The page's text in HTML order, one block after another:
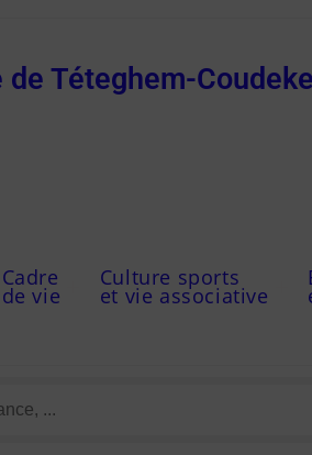
de Téteghem-
Cadre
de vie
Culture sports
et vie associative